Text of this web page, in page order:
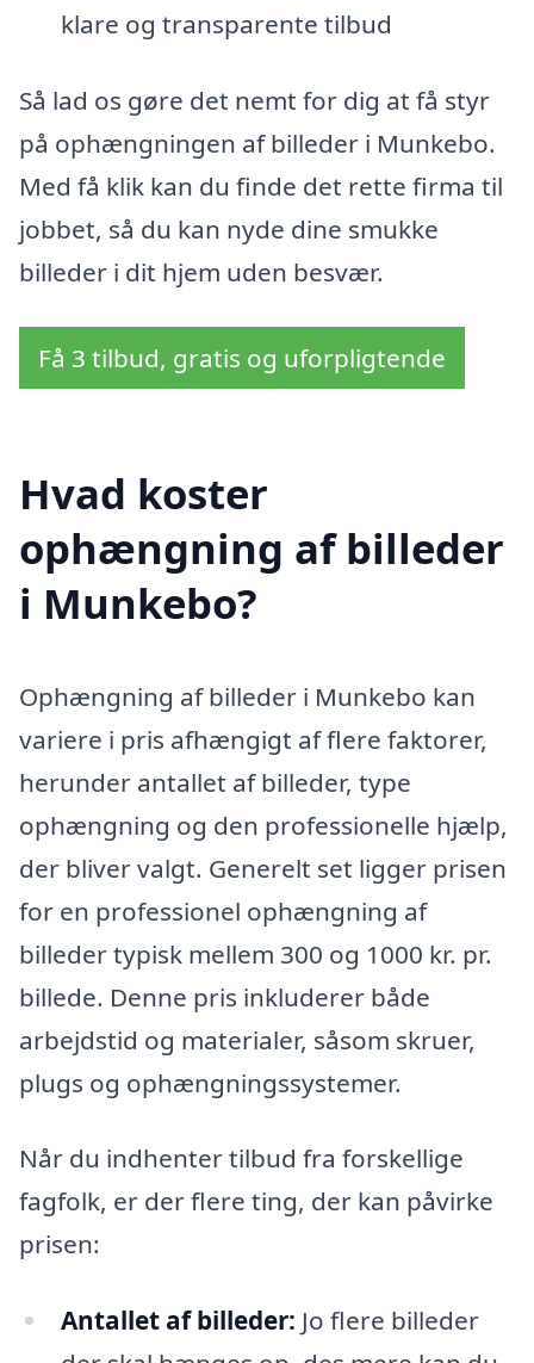
klare og transparente tilbud
Så lad os gøre det nemt for dig at få styr
på ophængningen af billeder i Munkebo.
Med få klik kan du finde det rette firma til
jobbet, så du kan nyde dine smukke
billeder i dit hjem uden besvær.
Få 3 tilbud, gratis og uforpligtende
Hvad koster
ophængning af billeder
i Munkebo?
Ophængning af billeder i Munkebo kan
variere i pris afhængigt af flere faktorer,
herunder antallet af billeder, type
ophængning og den professionelle hjælp,
der bliver valgt. Generelt set ligger prisen
for en professionel ophængning af
billeder typisk mellem 300 og 1000 kr. pr.
billede. Denne pris inkluderer både
arbejdstid og materialer, såsom skruer,
plugs og ophængningssystemer.
Når du indhenter tilbud fra forskellige
fagfolk, er der flere ting, der kan påvirke
prisen:
Antallet af billeder: Jo flere billeder